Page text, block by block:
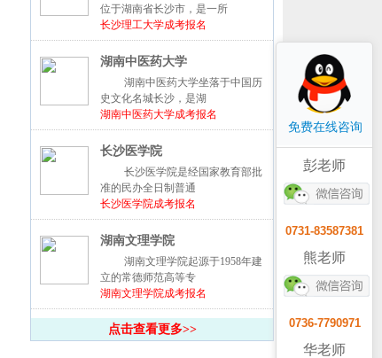
位于湖南省长沙市，是一所
长沙理工大学成考报名
湖南中医药大学
湖南中医药大学坐落于中国历
史文化名城长沙，是湖
湖南中医药大学成考报名
长沙医学院
长沙医学院是经国家教育部批
准的民办全日制普通
长沙医学院成考报名
湖南文理学院
湖南文理学院起源于1958年建
立的常德师范高等专
湖南文理学院成考报名
点击查看更多>>
免费在线咨询
彭老师
0731-83587381
熊老师
0736-7790971
华老师